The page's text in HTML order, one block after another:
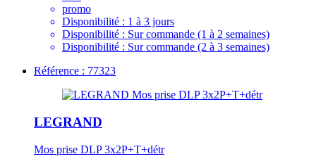
promo
Disponibilité : 1 à 3 jours
Disponibilité : Sur commande (1 à 2 semaines)
Disponibilité : Sur commande (2 à 3 semaines)
Référence : 77323
LEGRAND
Mos prise DLP 3x2P+T+détr